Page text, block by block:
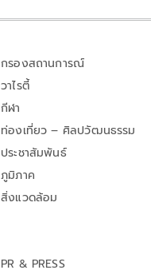
กรองสถานการณ์
วาไรตี้
กีฬา
ท่องเที่ยว – ศิลปวัฒนธรรม
ประชาสัมพันธ์
ภูมิภาค
สิ่งแวดล้อม
PR & PRESS